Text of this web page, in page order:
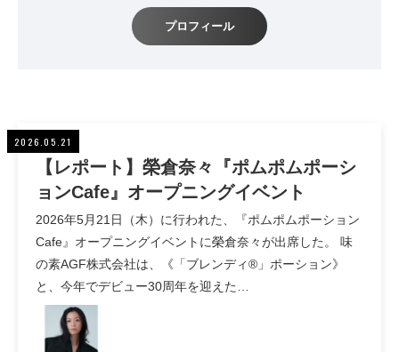
プロフィール
2026.05.21
【レポート】榮倉奈々『ポムポムポーシ
ョンCafe』オープニングイベント
2026年5月21日（木）に行われた、『ポムポムポーション
Cafe』オープニングイベントに榮倉奈々が出席した。 味
の素AGF株式会社は、《「ブレンディ®」ポーション》
と、今年でデビュー30周年を迎えた…